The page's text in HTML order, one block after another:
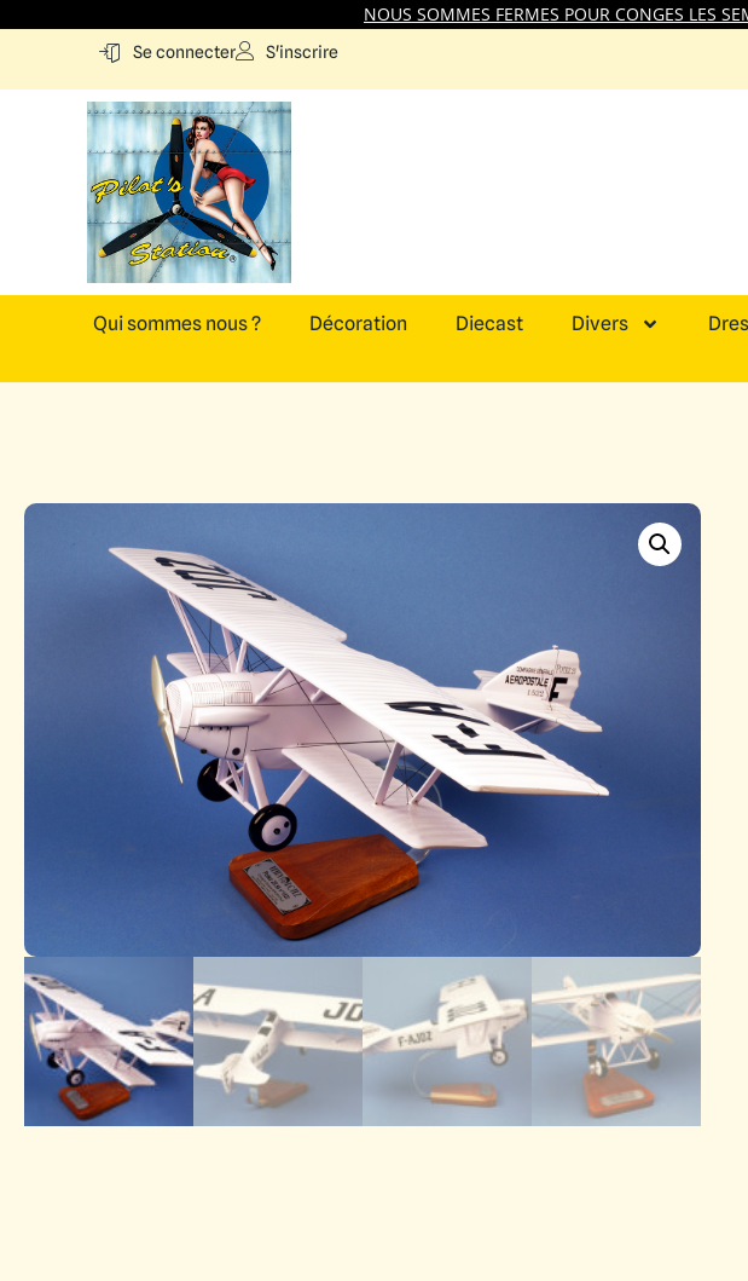
NOUS SOMMES FERMES POUR CONGES LES
Se connecter S'inscrire
Qui sommes nous ? Décoration Diecast Divers